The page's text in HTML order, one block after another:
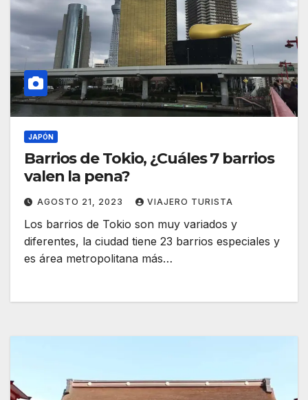
JAPÓN
Barrios de Tokio, ¿Cuáles 7 barrios
valen la pena?
AGOSTO 21, 2023 VIAJERO TURISTA
Los barrios de Tokio son muy variados y
diferentes, la ciudad tiene 23 barrios especiales y
es área metropolitana más…